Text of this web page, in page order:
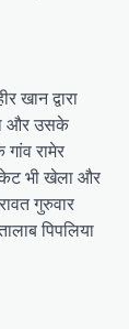
द्वारा
और उसके
रामेर
भी खेला और
गुरुवार
पिपलिया